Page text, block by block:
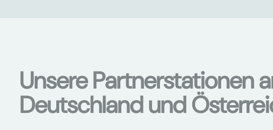
Unsere Partnerstationen
Deutschland und